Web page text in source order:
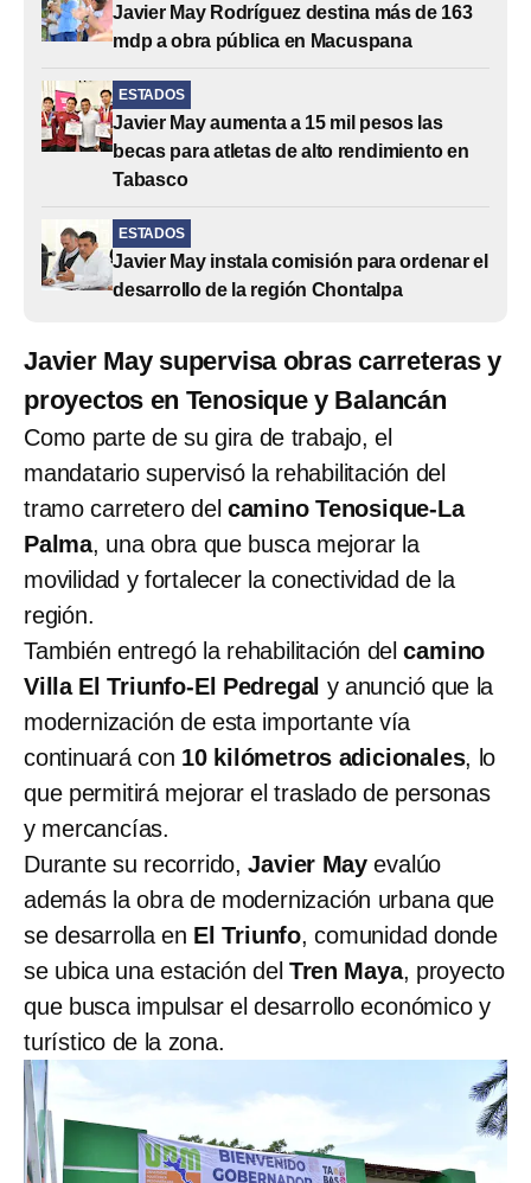
Javier May Rodríguez destina más de 163
mdp a obra pública en Macuspana
ESTADOS
Javier May aumenta a 15 mil pesos las
becas para atletas de alto rendimiento en
Tabasco
ESTADOS
Javier May instala comisión para ordenar el
desarrollo de la región Chontalpa
Javier May supervisa obras carreteras y
proyectos en Tenosique y Balancán
Como parte de su gira de trabajo, el
mandatario supervisó la rehabilitación del
tramo carretero del camino Tenosique-La
Palma, una obra que busca mejorar la
movilidad y fortalecer la conectividad de la
región.
También entregó la rehabilitación delcamino
Villa El Triunfo-El Pedregal y anunció que la
modernización de esta importante vía
continuará con 10 kilómetros adicionales, lo
que permitirá mejorar el traslado de personas
y mercancías.
Durante su recorrido,Javier May evalúo
además la obra de modernización urbana que
se desarrolla en El Triunfo, comunidad donde
se ubica una estación del Tren Maya, proyecto
que busca impulsar el desarrollo económico y
turístico de la zona.